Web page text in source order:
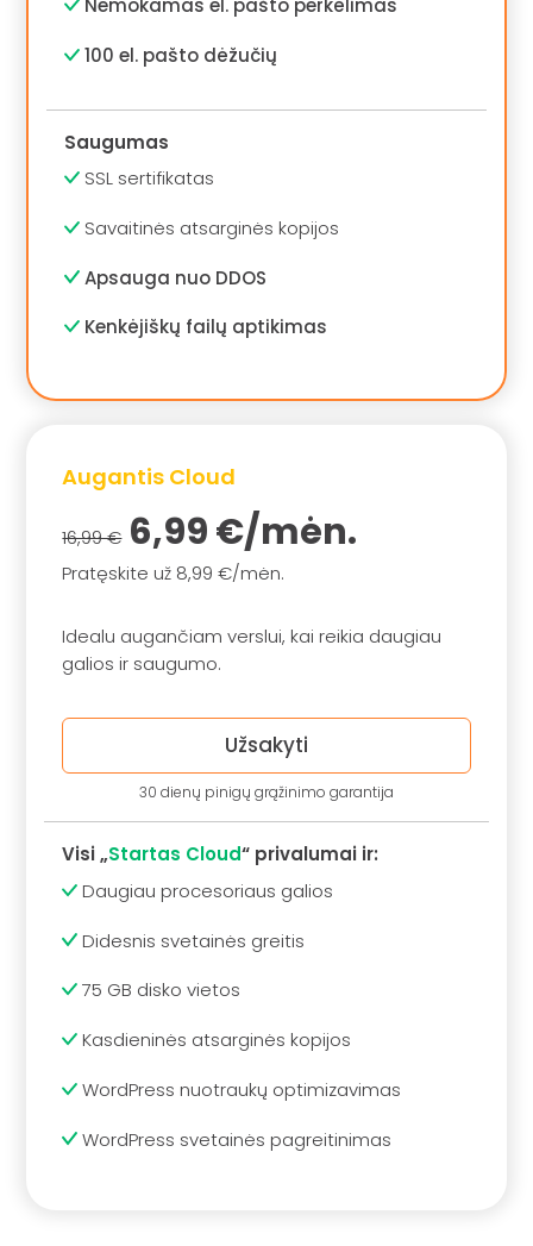
Nemokamas el. pašto perkėlimas
100 el. pašto dėžučių
Saugumas
SSL sertifikatas
Savaitinės atsarginės kopijos
Apsauga nuo DDOS
Kenkėjiškų failų aptikimas
Augantis Cloud
16,99 €6,99 €/mėn.
Pratęskite už 8,99 €/mėn.
Idealu augančiam verslui, kai reikia daugiau
galios ir saugumo.
Užsakyti
30 dienų pinigų grąžinimo garantija
Visi „Startas Cloud“ privalumai ir:
Daugiau procesoriaus galios
Didesnis svetainės greitis
75 GB disko vietos
Kasdieninės atsarginės kopijos
WordPress nuotraukų optimizavimas
WordPress svetainės pagreitinimas